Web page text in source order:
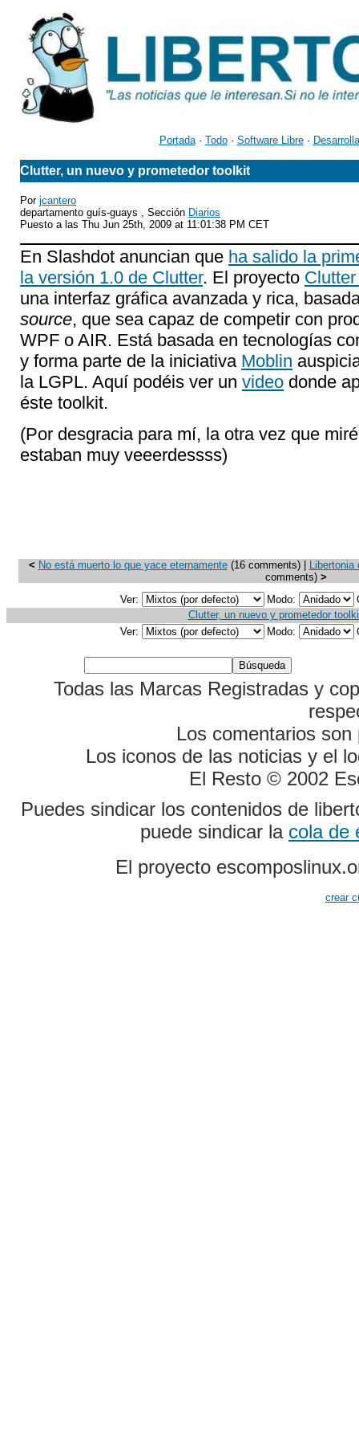
Portada· Todo· Software Libre·
Clutter, un nuevo y prometedor toolkit
Por jcantero
departamento guís-guays , Sección Diarios
Puesto a las Thu Jun 25th, 2009 at 11:01:38 PM CET
En Slashdot anuncian que ha salido la
la versión 1.0 de Clutter. El proyecto
una interfaz gráfica avanzada y rica,
source, que sea capaz de competir con
WPF o AIR. Está basada en tecnologías
y forma parte de la iniciativa Moblin
la LGPL. Aquí podéis ver un video donde
éste toolkit.
(Por desgracia para mí, la otra vez que
estaban muy veeerdessss)
< No está muerto lo que yace eternamente(16 comments) |
comments) >
Ver:
Modo:
Clutter, un nuevo y prometedor
Ver:
Modo:
Todas las Marcas Registradas y
Los comentarios
Los iconos de las noticias y el
El Resto © 2002
Puedes sindicar los contenidos de
puede sindicar la cola de
El proyecto
crear